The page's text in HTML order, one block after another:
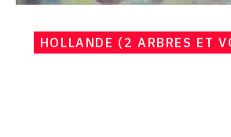
HOLLANDE (2 ARBRES ET